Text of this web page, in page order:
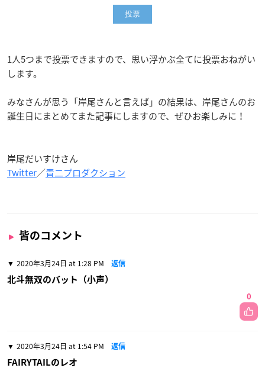
1人5つまで投票できますので、思い浮かぶ全てに投票おねがい
します。
みなさんが思う「岸尾さんと言えば」の結果は、岸尾さんのお
誕生日にまとめてまた記事にしますので、ぜひお楽しみに！
岸尾だいすけさん
Twitter／青二プロダクション
皆のコメント
2020年3月24日 at 1:28 PM 返信
北斗無双のバット（小声）
0
2020年3月24日 at 1:54 PM 返信
FAIRYTAILのレオ